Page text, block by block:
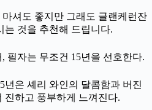
셔도 좋지만 그래도 글랜케런잔
는 것을 추천해 드립니다.
필자는 무조건 15년을 선호한다.
년은 셰리 와인의 달콤함과 버진
진하고 풍부하게 느껴진다.